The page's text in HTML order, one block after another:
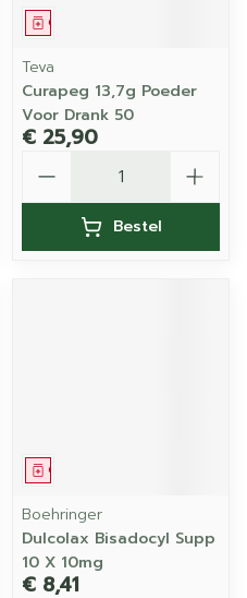
Geneesmiddel
Teva
Curapeg 13,7g Poeder
Voor Drank 50
€ 25,90
Bestel
Geneesmiddel
Boehringer
Dulcolax Bisadocyl Supp
10 X 10mg
€ 8,41